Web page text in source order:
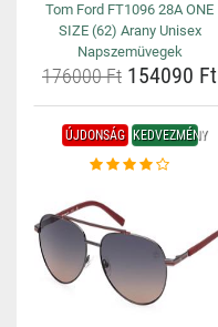
Tom Ford FT1096 28A ONE
SIZE (62) Arany Unisex
Napszemüvegek
176000 Ft 154090 Ft
ÚJDONSÁG KEDVEZMÉNY